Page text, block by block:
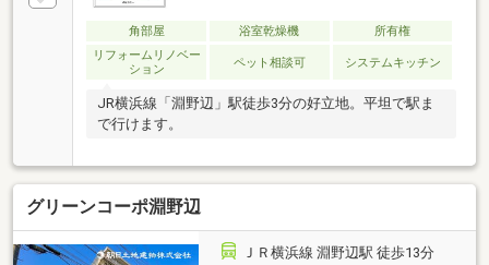
角部屋 浴室乾燥機
所有権
リフォームリノベー
ション
ペット相談可 システムキッチン
JR横浜線「淵野辺」駅徒歩3分の好立地。平坦で駅ま
で行けます。
グリーンコーポ淵野辺
ＪＲ横浜線 淵野辺駅 徒歩13分